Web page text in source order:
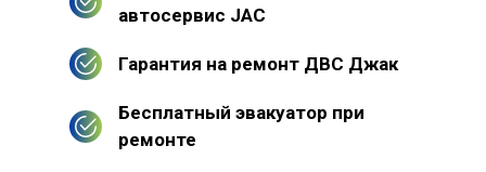
автосервис JAC
Гарантия на ремонт ДВС Джак
Бесплатный эвакуатор при
ремонте